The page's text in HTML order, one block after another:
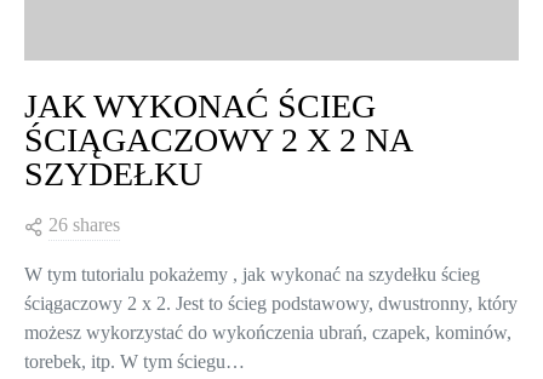
JAK WYKONAĆ ŚCIEG
ŚCIĄGACZOWY 2 X 2 NA
SZYDEŁKU
26 shares
W tym tutorialu pokażemy , jak wykonać na szydełku ścieg
ściągaczowy 2 x 2. Jest to ścieg podstawowy, dwustronny, który
możesz wykorzystać do wykończenia ubrań, czapek, kominów,
torebek, itp. W tym ściegu…